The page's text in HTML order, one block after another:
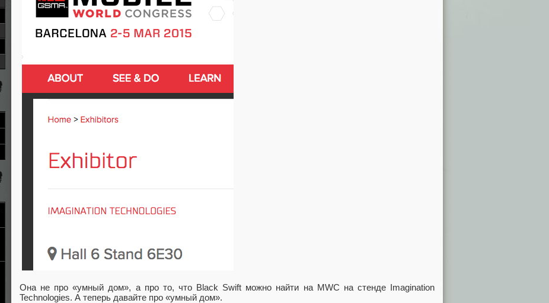
Она не про «умный дом», а про то, что Black Swift можно найти на MWC на стенде Imagination
Technologies. А теперь давайте про «умный дом».